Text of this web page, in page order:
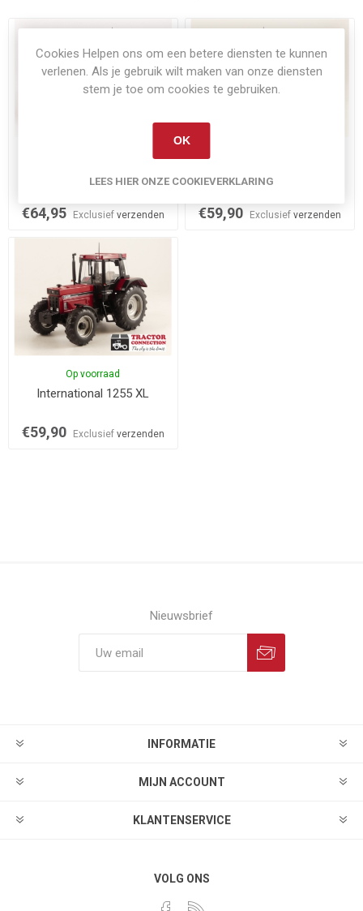
Case International 1455 XL
€64,95 Exclusief verzenden
International 1455 XL black
€59,90 Exclusiefverzenden
Op voorraad
International 1255 XL
€59,90 Exclusief verzenden
Nieuwsbrief
INFORMATIE
MIJN ACCOUNT
KLANTENSERVICE
VOLG ONS
Cookies Helpen ons om een betere diensten te kunnen
verlenen. Als je gebruik wilt maken van onze diensten
stem je toe om cookies te gebruiken.
OK
LEES HIER ONZE COOKIEVERKLARING